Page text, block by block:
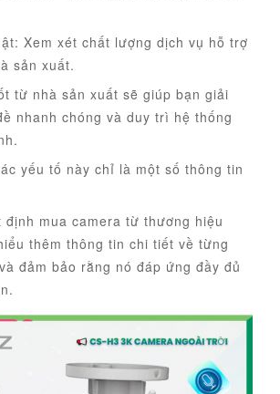
Xem xét chất lượng dịch vụ hỗ trợ
sản xuất.
từ nhà sản xuất sẽ giúp bạn giải
nhanh chóng và duy trì hệ thống
yếu tố này chỉ là một số thông tin
định mua camera từ thương hiệu
thêm thông tin chi tiết về từng
đảm bảo rằng nó đáp ứng đầy đủ